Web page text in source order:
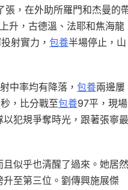
張，在外助所羅門和杰曼的
升，古德溫、法耶和焦海龍
射實力， 包養半場停止，山
中率均有降落， 包養兩邊屢
，比分戰至包養97平，現場
以犯規爭奪時光，跟著張寧最
似乎也清醒了過來。她居然
至第三位。劉傳興施展傑